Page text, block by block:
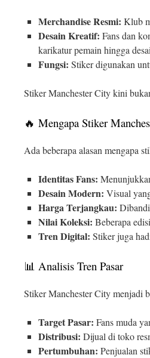
Merchandise Resmi: Klub
Desain Kreatif: Fans dan
karikatur pemain hingga
Fungsi: Stiker digunakan
Stiker Manchester City kini
🔥 Mengapa Stiker
Ada beberapa alasan mengapa
Identitas Fans:
Desain Modern: Visual
Harga Terjangkau:
Nilai Koleksi: Beberapa
Tren Digital: Stiker juga
📊 Analisis Tren Pasar
Stiker Manchester City menjadi
Target Pasar: Fans muda
Distribusi: Dijual di toko
Pertumbuhan: Penjualan